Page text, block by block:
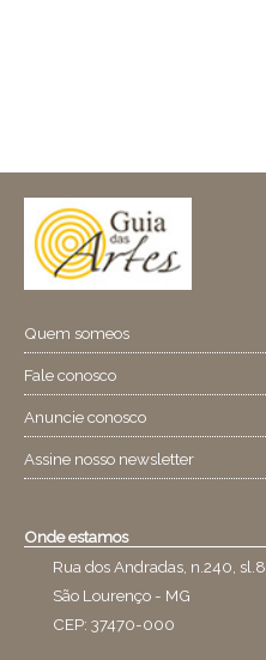
Quem someos
Fale conosco
Anuncie conosco
Assine nosso newsletter
Onde estamos
Rua dos Andradas, n.240, sl.8
São Lourenço - MG
CEP: 37470-000